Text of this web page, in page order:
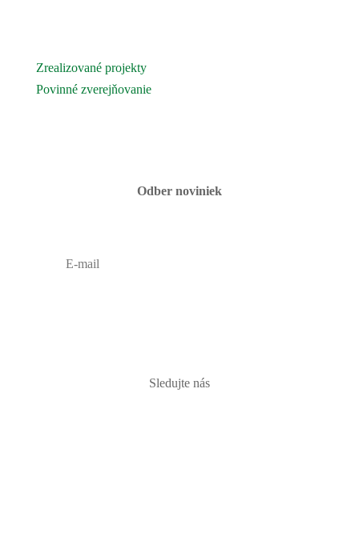
Zrealizované projekty
Povinné zverejňovanie
Odber noviniek
Sledujte nás